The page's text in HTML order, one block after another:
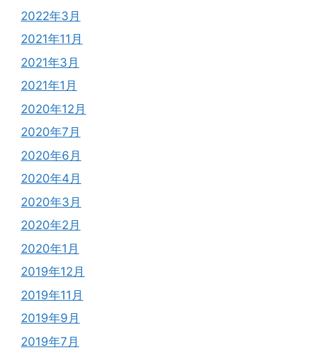
2022年3月
2021年11月
2021年3月
2021年1月
2020年12月
2020年7月
2020年6月
2020年4月
2020年3月
2020年2月
2020年1月
2019年12月
2019年11月
2019年9月
2019年7月